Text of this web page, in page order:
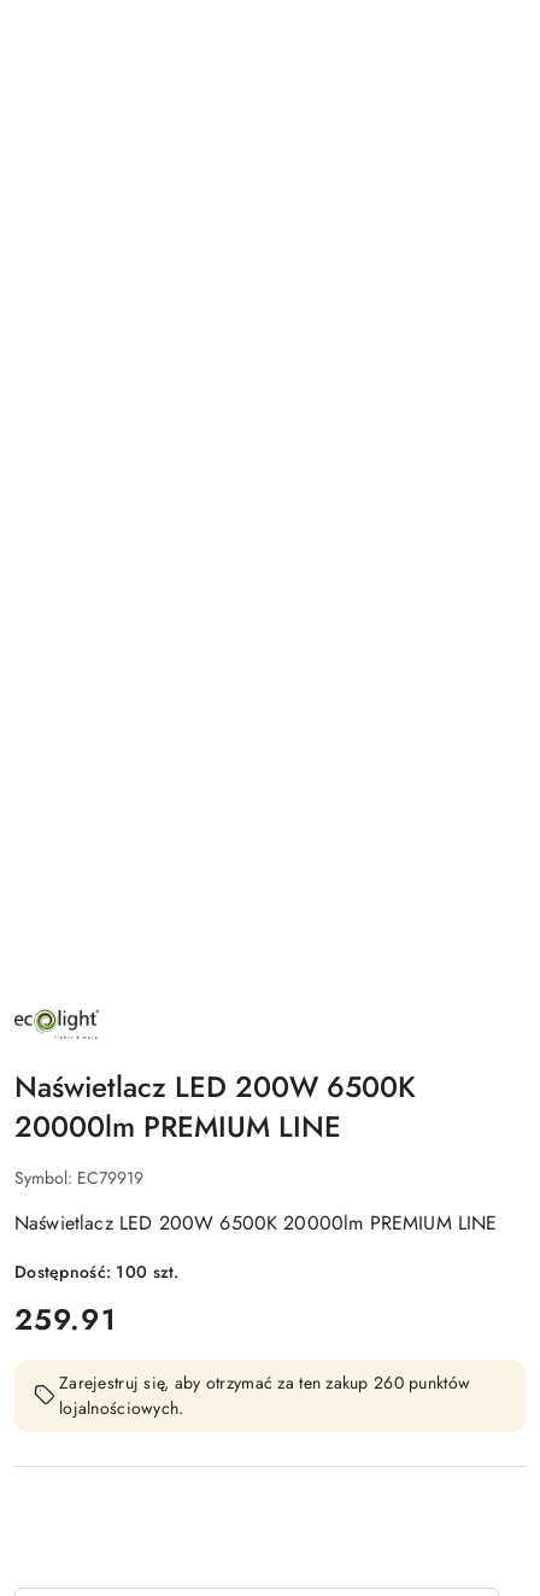
NAZWA
PRODUCENTA:
Naświetlacz LED 200W 6500K
20000lm PREMIUM LINE
Symbol: EC79919
Naświetlacz LED 200W 6500K 20000lm PREMIUM LINE
Dostępność: 100 szt.
cena:
259.91
Zarejestruj się, aby otrzymać za ten zakup 260 punktów
lojalnościowych.